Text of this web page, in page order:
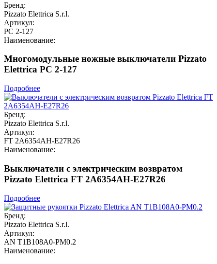
Бренд:
Pizzato Elettrica S.r.l.
Артикул:
PC 2-127
Наименование:
Многомодульные ножные выключатели Pizzato
Elettrica PC 2-127
Подробнее
Бренд:
Pizzato Elettrica S.r.l.
Артикул:
FT 2A6354AH-E27R26
Наименование:
Выключатели с электрическим возвратом
Pizzato Elettrica FT 2A6354AH-E27R26
Подробнее
Бренд:
Pizzato Elettrica S.r.l.
Артикул:
AN T1B108A0-PM0.2
Наименование: